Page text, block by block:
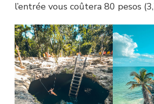
l’entrée vous coûtera 80 pesos